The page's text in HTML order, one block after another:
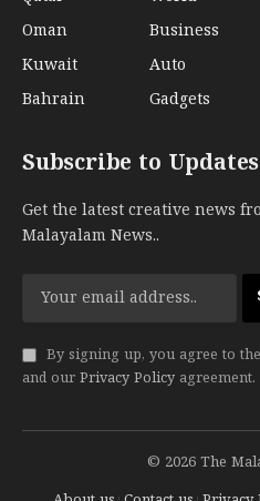
Oman
Kuwait
Bahrain
Business
Auto
Gadgets
Subscribe to Updates
Get the latest creative news
Malayalam News..
By signing up, you agree to
and our Privacy Policy agreement.
© 2026 The